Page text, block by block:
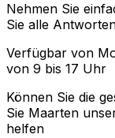
Nehmen Sie
Sie alle
Verfügbar von
von 9 bis 17 Uhr
Können Sie die
Sie Maarten
helfen